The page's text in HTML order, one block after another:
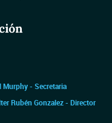
Murphy - Secretaria
Rubén Gonzalez - Director